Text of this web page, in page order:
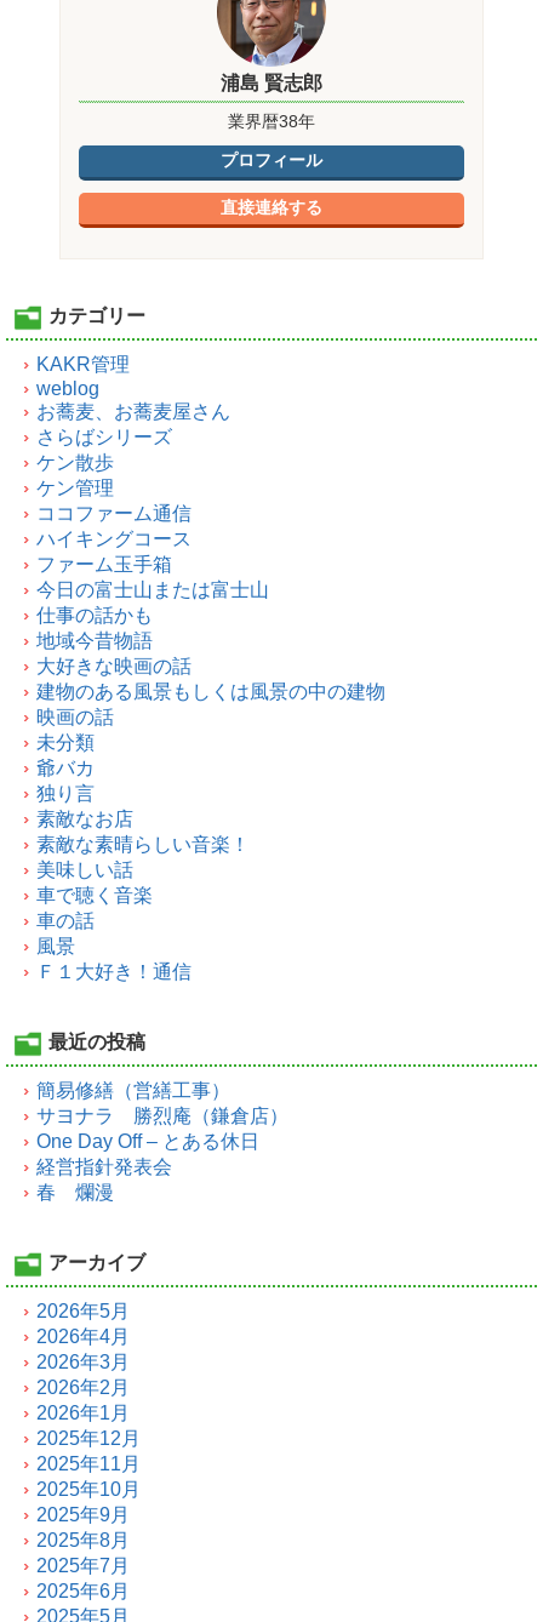
浦島 賢志郎
業界暦38年
プロフィール
直接連絡する
カテゴリー
KAKR管理
weblog
お蕎麦、お蕎麦屋さん
さらばシリーズ
ケン散歩
ケン管理
ココファーム通信
ハイキングコース
ファーム玉手箱
今日の富士山または富士山
仕事の話かも
地域今昔物語
大好きな映画の話
建物のある風景もしくは風景の中の建物
映画の話
未分類
爺バカ
独り言
素敵なお店
素敵な素晴らしい音楽！
美味しい話
車で聴く音楽
車の話
風景
Ｆ１大好き！通信
最近の投稿
簡易修繕（営繕工事）
サヨナラ 勝烈庵（鎌倉店）
One Day Off – とある休日
経営指針発表会
春 爛漫
アーカイブ
2026年5月
2026年4月
2026年3月
2026年2月
2026年1月
2025年12月
2025年11月
2025年10月
2025年9月
2025年8月
2025年7月
2025年6月
2025年5月